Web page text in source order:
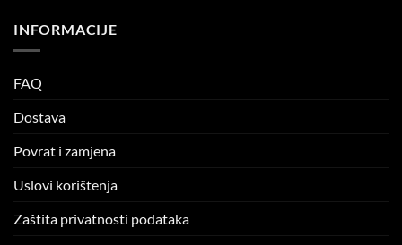
INFORMACIJE
FAQ
Dostava
Povrat i zamjena
Uslovi korištenja
Zaštita privatnosti podataka